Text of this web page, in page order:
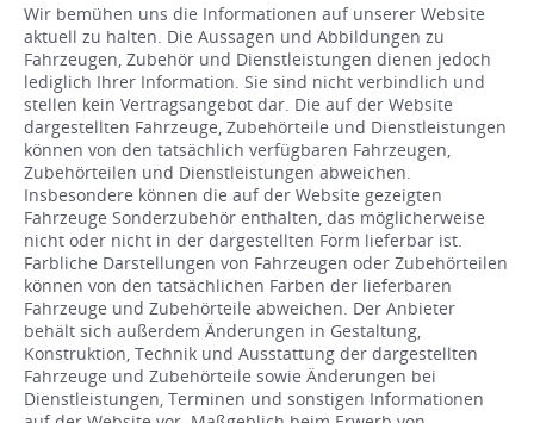
Wir bemühen uns die Informationen auf unserer Website
aktuell zu halten. Die Aussagen und Abbildungen zu
Fahrzeugen, Zubehör und Dienstleistungen dienen jedoch
lediglich Ihrer Information. Sie sind nicht verbindlich und
stellen kein Vertragsangebot dar. Die auf der Website
dargestellten Fahrzeuge, Zubehörteile und Dienstleistungen
können von den tatsächlich verfügbaren Fahrzeugen,
Zubehörteilen und Dienstleistungen abweichen.
Insbesondere können die auf der Website gezeigten
Fahrzeuge Sonderzubehör enthalten, das möglicherweise
nicht oder nicht in der dargestellten Form lieferbar ist.
Farbliche Darstellungen von Fahrzeugen oder Zubehörteilen
können von den tatsächlichen Farben der lieferbaren
Fahrzeuge und Zubehörteile abweichen. Der Anbieter
behält sich außerdem Änderungen in Gestaltung,
Konstruktion, Technik und Ausstattung der dargestellten
Fahrzeuge und Zubehörteile sowie Änderungen bei
Dienstleistungen, Terminen und sonstigen Informationen